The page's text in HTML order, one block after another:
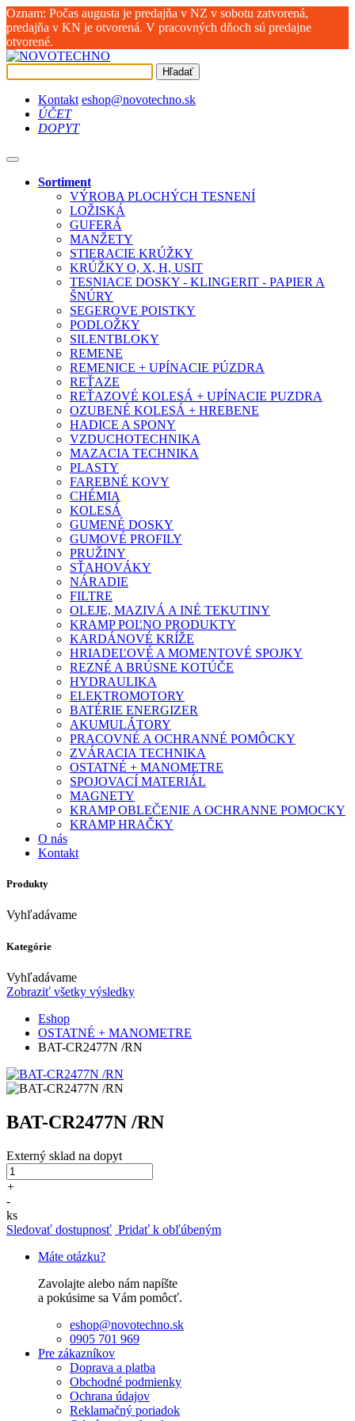
Oznam: Počas augusta je predajňa v NZ v sobotu zatvorená,
predajňa v KN je otvorená. V pracovných dňoch sú predajne
otvorené.
Hľadať
Kontakt eshop@novotechno.sk
ÚČET
DOPYT
Sortiment
VÝROBA PLOCHÝCH TESNENÍ
LOŽISKÁ
GUFERÁ
MANŽETY
STIERACIE KRÚŽKY
KRÚŽKY O, X, H, USIT
TESNIACE DOSKY - KLINGERIT - PAPIER A
ŠNÚRY
SEGEROVE POISTKY
PODLOŽKY
SILENTBLOKY
REMENE
REMENICE + UPÍNACIE PÚZDRA
REŤAZE
REŤAZOVÉ KOLESÁ + UPÍNACIE PUZDRA
OZUBENÉ KOLESÁ + HREBENE
HADICE A SPONY
VZDUCHOTECHNIKA
MAZACIA TECHNIKA
PLASTY
FAREBNÉ KOVY
CHÉMIA
KOLESÁ
GUMENÉ DOSKY
GUMOVÉ PROFILY
PRUŽINY
SŤAHOVÁKY
NÁRADIE
FILTRE
OLEJE, MAZIVÁ A INÉ TEKUTINY
KRAMP POĽNO PRODUKTY
KARDÁNOVÉ KRÍŽE
HRIADEĽOVÉ A MOMENTOVÉ SPOJKY
REZNÉ A BRÚSNE KOTÚČE
HYDRAULIKA
ELEKTROMOTORY
BATÉRIE ENERGIZER
AKUMULÁTORY
PRACOVNÉ A OCHRANNÉ POMÔCKY
ZVÁRACIA TECHNIKA
OSTATNÉ + MANOMETRE
SPOJOVACÍ MATERIÁL
MAGNETY
KRAMP OBLEČENIE A OCHRANNE POMOCKY
KRAMP HRAČKY
O nás
Kontakt
Produkty
Vyhľadávame
Kategórie
Vyhľadávame
Zobraziť všetky výsledky
Eshop
OSTATNÉ + MANOMETRE
BAT-CR2477N /RN
BAT-CR2477N /RN
Externý sklad na dopyt
+
-
ks
Sledovať dostupnosť Pridať k obľúbeným
Máte otázku?
Zavolajte alebo nám napíšte
a pokúsime sa Vám pomôcť.
eshop@novotechno.sk
0905 701 969
Pre zákazníkov
Doprava a platba
Obchodné podmienky
Ochrana údajov
Reklamačný poriadok